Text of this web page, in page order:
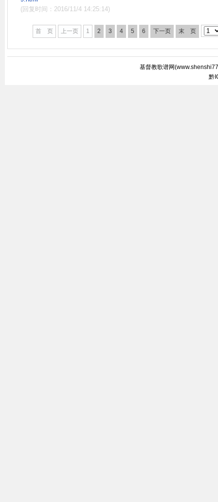
(回复时间：2016/11/4 14:25:14)
首 页 上一页 1 2 3 4 5 6 下一页 末 页
基督教歌谱网(
黔